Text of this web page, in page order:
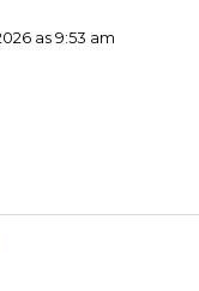
as 9:53 am